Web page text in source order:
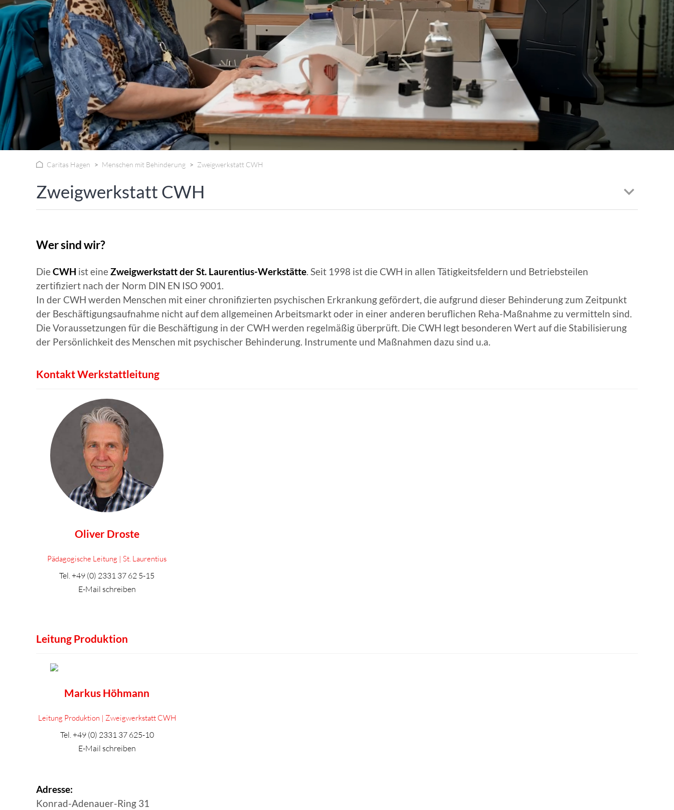
WISSENSWERTES IN ZAHLEN ANGESCHLOSSENE UNTERNEHMEN | FACHVERBÄNDE
Caritas Hagen Menschen mit Behinderung Zweigwerkstatt CWH
Zweigwerkstatt CWH
Wer sind wir?
DieCWH ist eineZweigwerkstatt der St. Laurentius-Werkstätte. Seit 1998 ist die CWH in allen Tätigkeitsfeldern und Betriebsteilen
zertifiziert nach der Norm DIN EN ISO 9001.
In der CWH werden Menschen mit einer chronifizierten psychischen Erkrankung gefördert, die aufgrund dieser Behinderung zum Zeitpunkt
der Beschäftigungsaufnahme nicht auf dem allgemeinen Arbeitsmarkt oder in einer anderen beruflichen Reha-Maßnahme zu vermitteln sind.
Die Voraussetzungen für die Beschäftigung in der CWH werden regelmäßig überprüft. Die CWH legt besonderen Wert auf die Stabilisierung
der Persönlichkeit des Menschen mit psychischer Behinderung. Instrumente und Maßnahmen dazu sind u.a.
Kontakt Werkstattleitung
Oliver Droste
Pädagogische Leitung | St. Laurentius
Tel.+49 (0) 2331 37 62 5-15
E-Mail schreiben
Leitung Produktion
Markus Höhmann
Leitung Produktion | Zweigwerkstatt CWH
Tel.+49 (0) 2331 37 625-10
E-Mail schreiben
Adresse:
Konrad-Adenauer-Ring 31